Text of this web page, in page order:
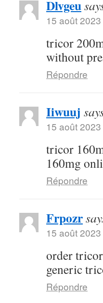
Dlvgeu
15 août
tricor
without
Répondre
Iiwuuj
15 août
tricor
160mg
Répondre
Frpozr
15 août
order
generic
Répondre